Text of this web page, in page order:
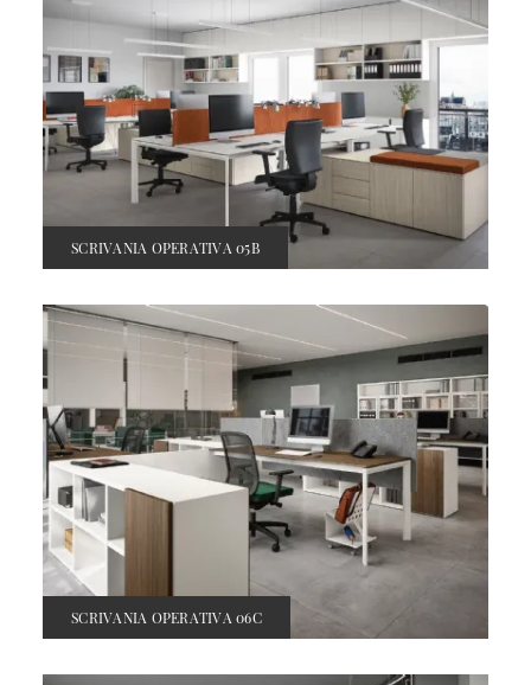
SCRIVANIA OPERATIVA 05B
SCRIVANIA OPERATIVA 06C